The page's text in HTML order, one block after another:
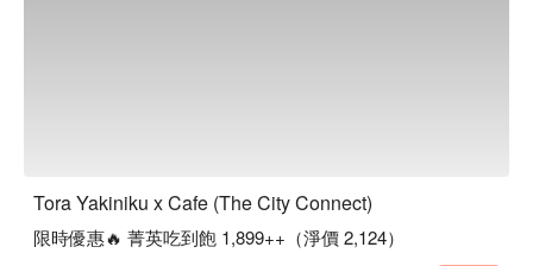
Tora Yakiniku x Cafe (The City Connect)
限時優惠🔥 菁英吃到飽 1,899++（淨價 2,124）